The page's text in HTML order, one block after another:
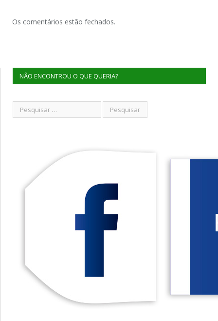
Os comentários estão fechados.
NÃO ENCONTROU O QUE QUERIA?